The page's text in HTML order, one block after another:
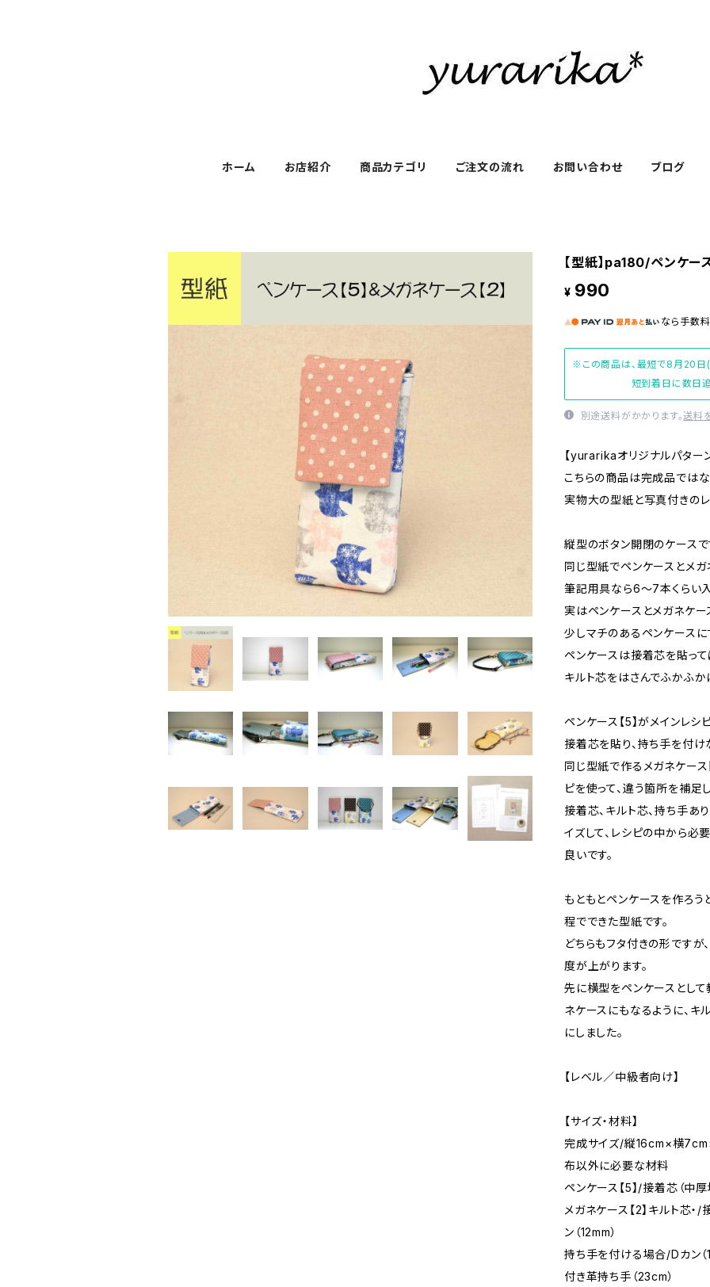
ホーム お店紹介 商品カテゴリ ご注文の流れ お問い合わせ ブログ
【型紙】pa180/ペンケー
¥ 990
なら 手数
※この商品は、最短で8月20日(
短到着日に数日
別途送料がかかります。送料
【yurarikaオリジナルパター
こちらの商品は完成品ではな
実物大の型紙と写真付きのレ
縦型のボタン開閉のケースで
同じ型紙でペンケースとメガ
筆記用具なら6～7本くらい
実はペンケースとメガネケ
少しマチのあるペンケースに
ペンケースは接着芯を貼って
キルト芯をはさんでふかふ
ペンケース【5】がメインレシ
接着芯を貼り、持ち手を付
同じ型紙で作るメガネケース
ピを使って、違う箇所を補足
接着芯、キルト芯、持ち手あ
イズして、レシピの中から必
良いです。
もともとペンケースを作ろう
程でできた型紙です。
どちらもフタ付きの形です
度が上がります。
先に横型をペンケースとして
ネケースにもなるように、
にしました。
【レベル／中級者向け】
【サイズ・材料】
完成サイズ/縦16cm×横
布以外に必要な材料
ペンケース【5】/接着芯（中厚
メガネケース【2】キルト芯・/
ン（12mm）
持ち手を付ける場合/Dカン（
付き革持ち手（23cm）